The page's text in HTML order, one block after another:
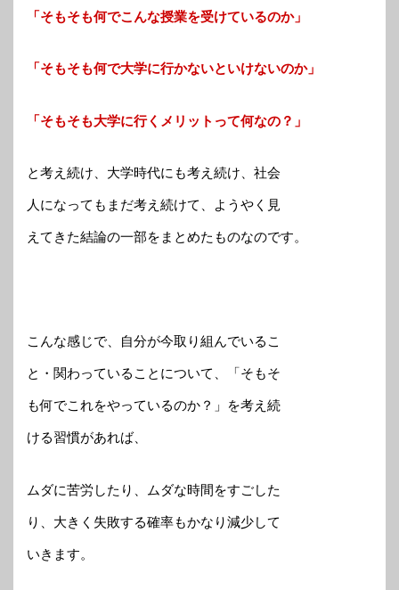
「そもそも何でこんな授業を受けているのか」
「そもそも何で大学に行かないといけないのか」
「そもそも大学に行くメリットって何なの？」
と考え続け、大学時代にも考え続け、社会
人になってもまだ考え続けて、ようやく見
えてきた結論の一部をまとめたものなのです。
こんな感じで、自分が今取り組んでいるこ
と・関わっていることについて、「そもそ
も何でこれをやっているのか？」を考え続
ける習慣があれば、
ムダに苦労したり、ムダな時間をすごした
り、大きく失敗する確率もかなり減少して
いきます。